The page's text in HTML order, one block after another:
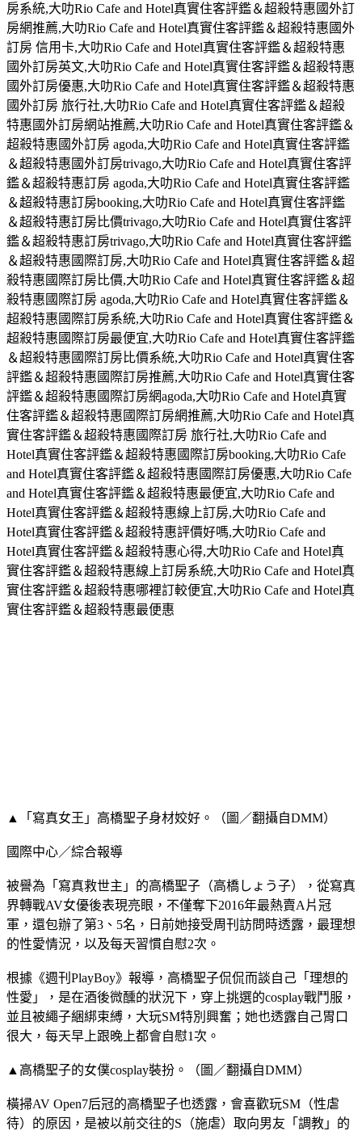
房系統,大叻Rio Cafe and Hotel真實住客評鑑＆超殺特惠國外訂
房網推薦,大叻Rio Cafe and Hotel真實住客評鑑＆超殺特惠國外
訂房 信用卡,大叻Rio Cafe and Hotel真實住客評鑑＆超殺特惠
國外訂房英文,大叻Rio Cafe and Hotel真實住客評鑑＆超殺特惠
國外訂房優惠,大叻Rio Cafe and Hotel真實住客評鑑＆超殺特惠
國外訂房 旅行社,大叻Rio Cafe and Hotel真實住客評鑑＆超殺
特惠國外訂房網站推薦,大叻Rio Cafe and Hotel真實住客評鑑＆
超殺特惠國外訂房 agoda,大叻Rio Cafe and Hotel真實住客評鑑
＆超殺特惠國外訂房trivago,大叻Rio Cafe and Hotel真實住客評
鑑＆超殺特惠訂房 agoda,大叻Rio Cafe and Hotel真實住客評鑑
＆超殺特惠訂房booking,大叻Rio Cafe and Hotel真實住客評鑑
＆超殺特惠訂房比價trivago,大叻Rio Cafe and Hotel真實住客評
鑑＆超殺特惠訂房trivago,大叻Rio Cafe and Hotel真實住客評鑑
＆超殺特惠國際訂房,大叻Rio Cafe and Hotel真實住客評鑑＆超
殺特惠國際訂房比價,大叻Rio Cafe and Hotel真實住客評鑑＆超
殺特惠國際訂房 agoda,大叻Rio Cafe and Hotel真實住客評鑑＆
超殺特惠國際訂房系統,大叻Rio Cafe and Hotel真實住客評鑑＆
超殺特惠國際訂房最便宜,大叻Rio Cafe and Hotel真實住客評鑑
＆超殺特惠國際訂房比價系統,大叻Rio Cafe and Hotel真實住客
評鑑＆超殺特惠國際訂房推薦,大叻Rio Cafe and Hotel真實住客
評鑑＆超殺特惠國際訂房網agoda,大叻Rio Cafe and Hotel真實
住客評鑑＆超殺特惠國際訂房網推薦,大叻Rio Cafe and Hotel真
實住客評鑑＆超殺特惠國際訂房 旅行社,大叻Rio Cafe and
Hotel真實住客評鑑＆超殺特惠國際訂房booking,大叻Rio Cafe
and Hotel真實住客評鑑＆超殺特惠國際訂房優惠,大叻Rio Cafe
and Hotel真實住客評鑑＆超殺特惠最便宜,大叻Rio Cafe and
Hotel真實住客評鑑＆超殺特惠線上訂房,大叻Rio Cafe and
Hotel真實住客評鑑＆超殺特惠評價好嗎,大叻Rio Cafe and
Hotel真實住客評鑑＆超殺特惠心得,大叻Rio Cafe and Hotel真
實住客評鑑＆超殺特惠線上訂房系統,大叻Rio Cafe and Hotel真
實住客評鑑＆超殺特惠哪裡訂較便宜,大叻Rio Cafe and Hotel真
實住客評鑑＆超殺特惠最便惠
▲「寫真女王」高橋聖子身材姣好。（圖／翻攝自DMM）
國際中心／綜合報導
被譽為「寫真救世主」的高橋聖子（高橋しょう子），從寫真
界轉戰AV女優後表現亮眼，不僅奪下2016年最熱賣A片冠
軍，還包辦了第3、5名，日前她接受周刊訪問時透露，最理想
的性愛情況，以及每天習慣自慰2次。
根據《週刊PlayBoy》報導，高橋聖子侃侃而談自己「理想的
性愛」，是在酒後微醺的狀況下，穿上挑選的cosplay戰鬥服，
並且被繩子綑綁束縛，大玩SM特別興奮；她也透露自己胃口
很大，每天早上跟晚上都會自慰1次。
▲高橋聖子的女僕cosplay裝扮。（圖／翻攝自DMM）
橫掃AV Open7后冠的高橋聖子也透露，會喜歡玩SM（性虐
待）的原因，是被以前交往的S（施虐）取向男友「調教」的